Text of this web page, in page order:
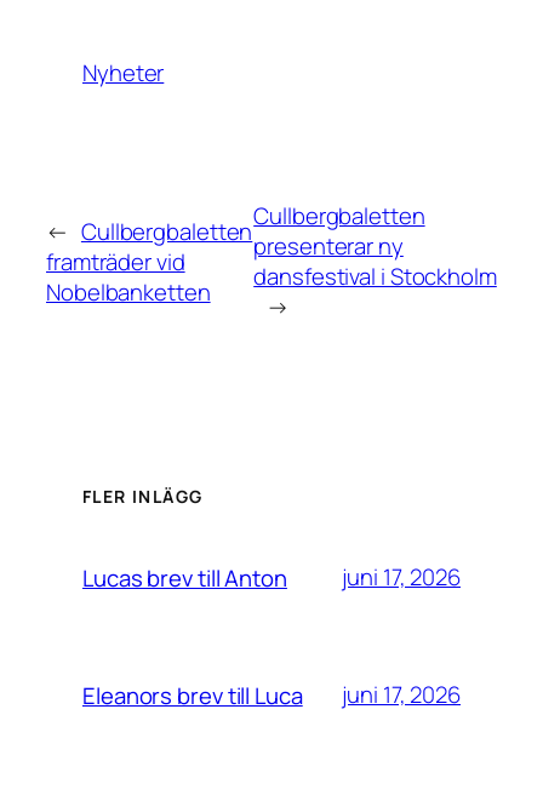
Nyheter
← Cullbergbaletten
framträder vid
Nobelbanketten
Cullbergbaletten
presenterar ny
dansfestival i Stockholm
→
FLER INLÄGG
Lucas brev till Anton juni 17, 2026
Eleanors brev till Luca juni 17, 2026